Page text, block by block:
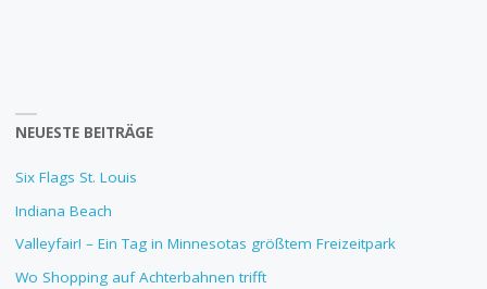
NEUESTE BEITRÄGE
Six Flags St. Louis
Indiana Beach
Valleyfair! – Ein Tag in Minnesotas größtem Freizeitpark
Wo Shopping auf Achterbahnen trifft